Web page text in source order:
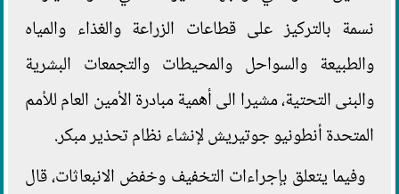
نسمة بالتركيز على قطاعات الزراعة والغذاء والمياه
والطبيعة والسواحل والمحيطات والتجمعات البشرية
والبنى التحتية، مشيرا الى أهمية مبادرة الأمين العام للأمم
المتحدة أنطونيو جوتيريش لإنشاء نظام تحذير مبكر.
وفيما يتعلق بإجراءات التخفيف وخفض الانبعاثات، قال